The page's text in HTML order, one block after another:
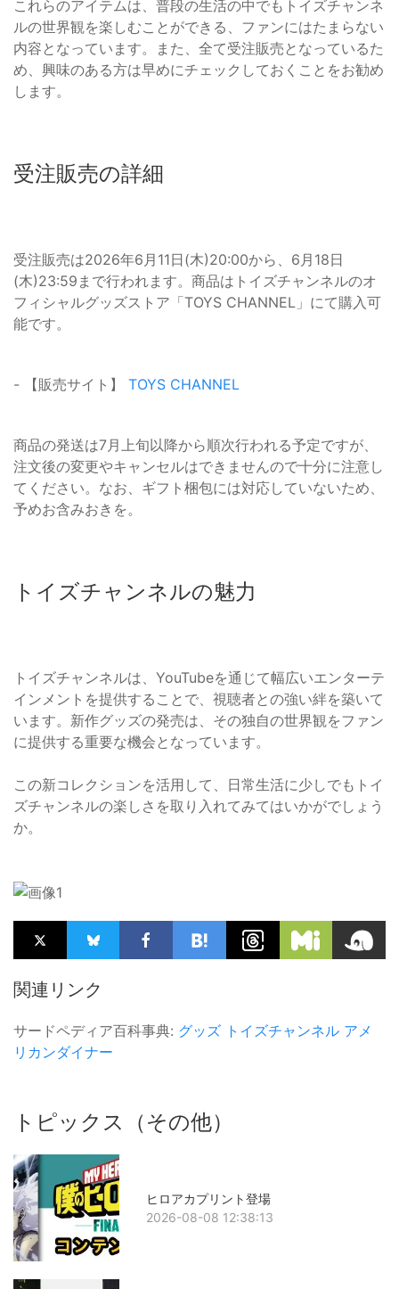
これらのアイテムは、普段の生活の中でもトイズチャンネ
ルの世界観を楽しむことができる、ファンにはたまらない
内容となっています。また、全て受注販売となっているた
め、興味のある方は早めにチェックしておくことをお勧め
します。
受注販売の詳細
受注販売は2026年6月11日(木)20:00から、6月18日
(木)23:59まで行われます。商品はトイズチャンネルのオ
フィシャルグッズストア「TOYS CHANNEL」にて購入可
能です。
- 【販売サイト】 TOYS CHANNEL
商品の発送は7月上旬以降から順次行われる予定ですが、
注文後の変更やキャンセルはできませんので十分に注意し
てください。なお、ギフト梱包には対応していないため、
予めお含みおきを。
トイズチャンネルの魅力
トイズチャンネルは、YouTubeを通じて幅広いエンターテ
インメントを提供することで、視聴者との強い絆を築いて
います。新作グッズの発売は、その独自の世界観をファン
に提供する重要な機会となっています。
この新コレクションを活用して、日常生活に少しでもトイ
ズチャンネルの楽しさを取り入れてみてはいかがでしょう
か。
関連リンク
サードペディア百科事典: グッズ トイズチャンネル アメ
リカンダイナー
トピックス（その他）
ヒロアカプリント登場
2026-08-08 12:38:13